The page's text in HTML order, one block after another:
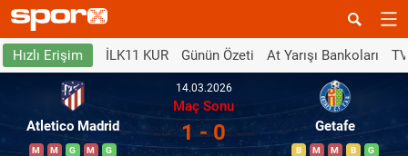
Hızlı Erişim İLK11 KUR Günün Özeti At Yarışı Bankoları
Atletico Madrid
M M G M G
14.03.2026
Maç Sonu
1 - 0 Getafe
B M M B G